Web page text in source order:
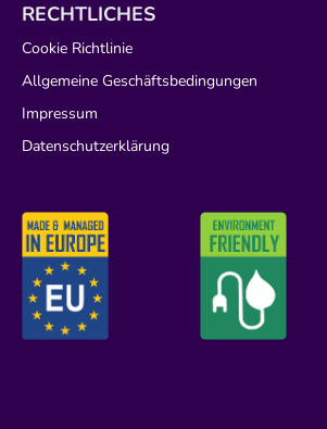
RECHTLICHES
Cookie Richtlinie
Allgemeine Geschäftsbedingungen
Impressum
Datenschutzerklärung